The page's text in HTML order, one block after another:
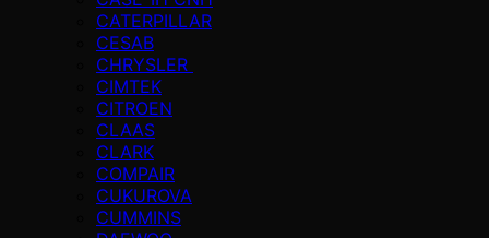
CATERPILLAR
CESAB
CHRYSLER
CIMTEK
CITROEN
CLAAS
CLARK
COMPAIR
CUKUROVA
CUMMINS